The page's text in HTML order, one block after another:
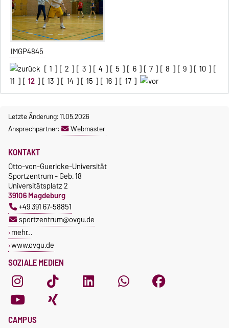
IMGP4845
[ 1 ] [ 2 ] [ 3 ] [ 4 ] [ 5 ] [ 6 ] [ 7 ] [ 8 ] [ 9 ] [ 10 ] [
11 ] [ 12 ] [ 13 ] [ 14 ] [ 15 ] [ 16 ] [ 17 ]
Letzte Änderung: 11.05.2026
Ansprechpartner:
Webmaster
SOZIALE MEDIEN
KONTAKT
Otto-von-Guericke-Universität
Sportzentrum - Geb. 18
Universitätsplatz 2
39106 Magdeburg
+49 391 67-58851
sportzentrum@ovgu.de
mehr…
www.ovgu.de
CAMPUS